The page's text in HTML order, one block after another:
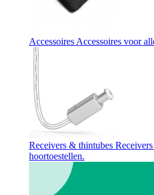
AccessoiresAccessoires voor
Receivers & thintubes
hoortoestellen.